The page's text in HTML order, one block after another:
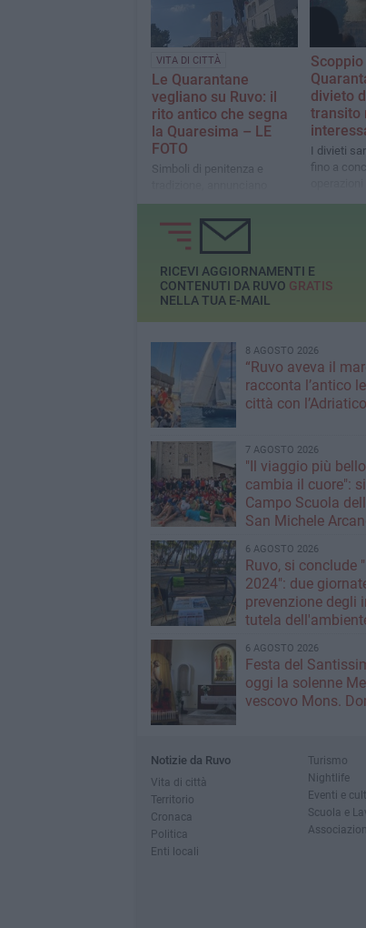
VITA DI CITTÀ
Le Quarantane
vegliano su Ruvo: il
rito antico che segna
la Quaresima – LE
FOTO
Simboli di penitenza e
l’arrivo della Quaresima
divieto
transito
I divieti
fino a
RICEVI AGGIORNAMENTI E
CONTENUTI DA RUVO GRATIS
NELLA TUA E-MAIL
8 AGOSTO 2026
“Ruvo aveva il
racconta l’antico
città con l’Adriatico
7 AGOSTO 2026
"Il viaggio più
cambia il cuore":
Campo Scuola
San Michele
6 AGOSTO 2026
Ruvo, si conclude
2024": due
prevenzione degli
tutela
6 AGOSTO 2026
Festa del
oggi la solenne
vescovo Mons.
Notizie da Ruvo
Vita di città
Territorio
Cronaca
Politica
Enti locali
Turismo
Nightlife
Eventi e
Scuola e